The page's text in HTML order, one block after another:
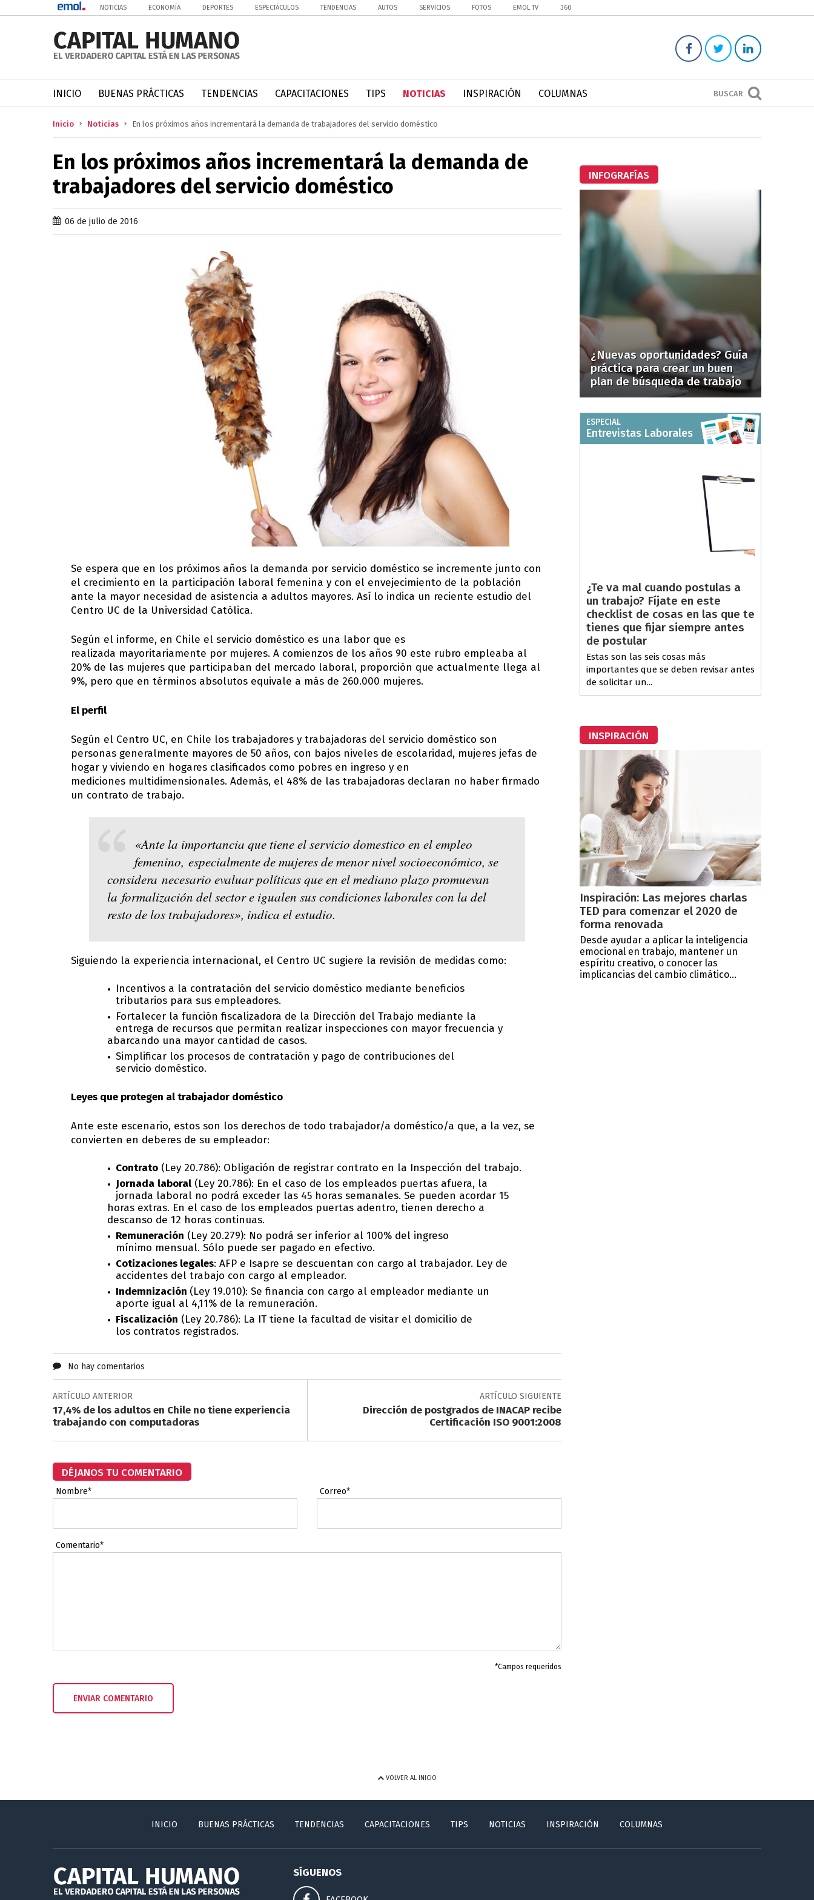
NOTICIAS ECONOMÍA DEPORTES ESPECTÁCULOS TENDENCIAS AUTOS SERVICIOS FOTOS EMOL TV 360
BUSCAR
INICIO BUENAS PRÁCTICAS TENDENCIAS CAPACITACIONES TIPS NOTICIAS INSPIRACIÓN COLUMNAS
Inicio Noticias En los próximos años incrementará la demanda de trabajadores del servicio doméstico
En los próximos años incrementará la demanda de
trabajadores del servicio doméstico
06 de julio de 2016
Se espera que en los próximos años la demanda por servicio doméstico se incremente junto con
el crecimiento en la participación laboral femenina y con el envejecimiento de la población
ante la mayor necesidad de asistencia a adultos mayores. Así lo indica un reciente estudio del
Centro UC de la Universidad Católica.
Según el informe, en Chile el servicio doméstico es una labor que es
realizada mayoritariamente por mujeres. A comienzos de los años 90 este rubro empleaba al
20% de las mujeres que participaban del mercado laboral, proporción que actualmente llega al
9%, pero que en términos absolutos equivale a más de 260.000 mujeres.
El perfil
Según el Centro UC, en Chile los trabajadores y trabajadoras del servicio doméstico son
personas generalmente mayores de 50 años, con bajos niveles de escolaridad, mujeres jefas de
hogar y viviendo en hogares clasificados como pobres en ingreso y en
mediciones multidimensionales. Además, el 48% de las trabajadoras declaran no haber firmado
un contrato de trabajo.
«Ante la importancia que tiene el servicio domestico en el empleo
femenino, especialmente de mujeres de menor nivel socioeconómico, se
considera necesario evaluar políticas que en el mediano plazo promuevan
la formalización del sector e igualen sus condiciones laborales con la del
resto de los trabajadores», indica el estudio.
Siguiendo la experiencia internacional, el Centro UC sugiere la revisión de medidas como:
Incentivos a la contratación del servicio doméstico mediante beneficios
tributarios para sus empleadores.
Fortalecer la función fiscalizadora de la Dirección del Trabajo mediante la
entrega de recursos que permitan realizar inspecciones con mayor frecuencia y
abarcando una mayor cantidad de casos.
Simplificar los procesos de contratación y pago de contribuciones del
servicio doméstico.
Leyes que protegen al trabajador doméstico
Ante este escenario, estos son los derechos de todo trabajador/a doméstico/a que, a la vez, se
convierten en deberes de su empleador:
Contrato (Ley 20.786): Obligación de registrar contrato en la Inspección del trabajo.
Jornada laboral (Ley 20.786): En el caso de los empleados puertas afuera, la
jornada laboral no podrá exceder las 45 horas semanales. Se pueden acordar 15
horas extras. En el caso de los empleados puertas adentro, tienen derecho a
descanso de 12 horas continuas.
Remuneración (Ley 20.279): No podrá ser inferior al 100% del ingreso
mínimo mensual. Sólo puede ser pagado en efectivo.
Cotizaciones legales: AFP e Isapre se descuentan con cargo al trabajador. Ley de
accidentes del trabajo con cargo al empleador.
Indemnización (Ley 19.010): Se financia con cargo al empleador mediante un
aporte igual al 4,11% de la remuneración.
Fiscalización (Ley 20.786): La IT tiene la facultad de visitar el domicilio de
los contratos registrados.
No hay comentarios
ARTÍCULO ANTERIOR
17,4% de los adultos en Chile no tiene experiencia
trabajando con computadoras
ARTÍCULO SIGUIENTE
Dirección de postgrados de INACAP recibe
Certificación ISO 9001:2008
DÉJANOS TU COMENTARIO
Nombre* Correo*
Comentario*
*Campos requeridos
INFOGRAFÍAS
¿Nuevas oportunidades? Guía
práctica para crear un buen
plan de búsqueda de trabajo
ESPECIAL
Entrevistas Laborales
¿Te va mal cuando postulas a
un trabajo? Fíjate en este
checklist de cosas en las que te
tienes que fijar siempre antes
de postular
Estas son las seis cosas más
importantes que se deben revisar antes
de solicitar un...
INSPIRACIÓN
Inspiración: Las mejores charlas
TED para comenzar el 2020 de
forma renovada
Desde ayudar a aplicar la inteligencia
emocional en trabajo, mantener un
espíritu creativo, o conocer las
implicancias del cambio climático...
VOLVER AL INICIO
INICIO BUENAS PRÁCTICAS TENDENCIAS CAPACITACIONES TIPS NOTICIAS INSPIRACIÓN COLUMNAS
SÍGUENOS